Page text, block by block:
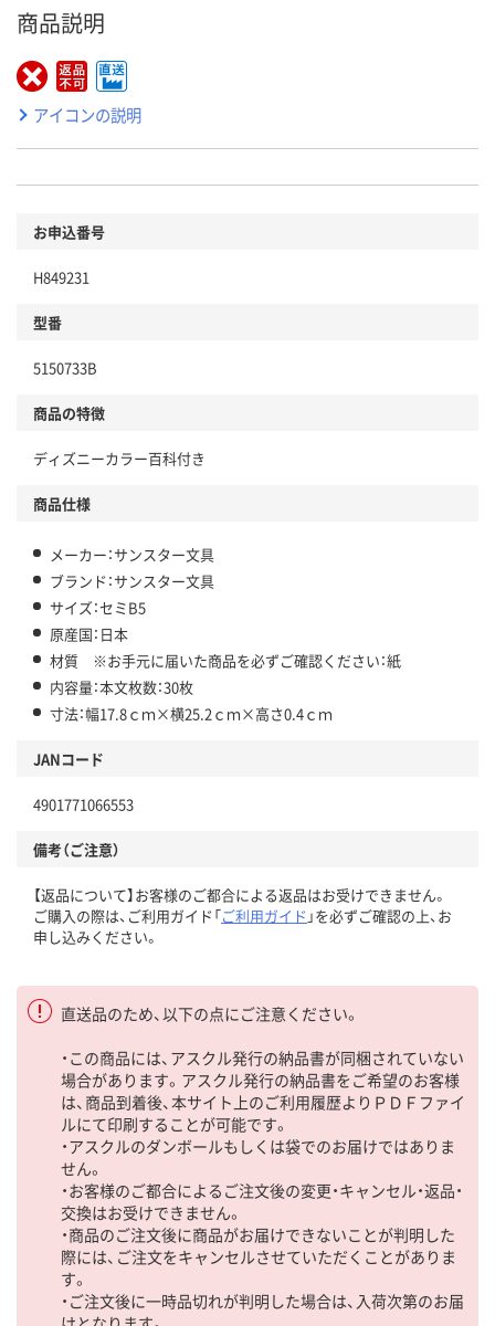
商品説明
アイコンの説明
お申込番号
H849231
型番
5150733B
商品の特徴
ディズニーカラー百科付き
商品仕様
メーカー：サンスター文具
ブランド：サンスター文具
サイズ：セミB5
原産国：日本
材質 ※お手元に届いた商品を必ずご確認ください：紙
内容量：本文枚数：30枚
寸法：幅17.8ｃｍ×横25.2ｃｍ×高さ0.4ｃｍ
JANコード
4901771066553
備考（ご注意）
【返品について】お客様のご都合による返品はお受けできません。
ご購入の際は、ご利用ガイド「ご利用ガイド 」を必ずご確認の上、お
申し込みください。
直送品のため、以下の点にご注意ください。
・この商品には、アスクル発行の納品書が同梱されていない
場合があります。アスクル発行の納品書をご希望のお客様
は、商品到着後、本サイト上のご利用履歴よりＰＤＦファイ
ルにて印刷することが可能です。
・アスクルのダンボールもしくは袋でのお届けではありま
せん。
・お客様のご都合によるご注文後の変更・キャンセル・返品・
交換はお受けできません。
・商品のご注文後に商品がお届けできないことが判明した
際には、ご注文をキャンセルさせていただくことがありま
す。
・ご注文後に一時品切れが判明した場合は、入荷次第のお届